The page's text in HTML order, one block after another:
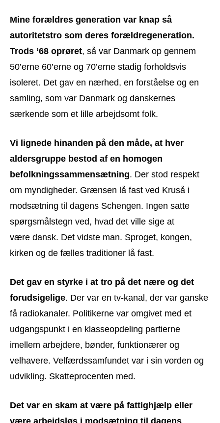
Mine forældres generation var knap så
autoritetstro som deres forældregeneration.
Trods ‘68 oprøret, så var Danmark op gennem
50’erne 60’erne og 70’erne stadig forholdsvis
isoleret. Det gav en nærhed, en forståelse og en
samling, som var Danmark og danskernes
særkende som et lille arbejdsomt folk.
Vi lignede hinanden på den måde, at hver
aldersgruppe bestod af en homogen
befolkningssammensætning. Der stod respekt
om myndigheder. Grænsen lå fast ved Kruså i
modsætning til dagens Schengen. Ingen satte
spørgsmålstegn ved, hvad det ville sige at
være dansk. Det vidste man. Sproget, kongen,
kirken og de fælles traditioner lå fast.
Det gav en styrke i at tro på det nære og det
forudsigelige. Der var en tv-kanal, der var ganske
få radiokanaler. Politikerne var omgivet med et
udgangspunkt i en klasseopdeling partierne
imellem arbejdere, bønder, funktionærer og
velhavere. Velfærdssamfundet var i sin vorden og
udvikling. Skatteprocenten med.
Det var en skam at være på fattighjælp eller
være arbejdsløs i modsætning til dagens